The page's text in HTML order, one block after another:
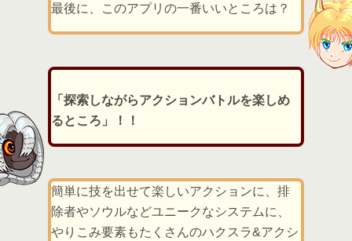
最後に、このアプリの一番いいところは？
「探索しながらアクションバトルを楽しめ
るところ」！！
簡単に技を出せて楽しいアクションに、排
除者やソウルなどユニークなシステムに、
やりこみ要素もたくさんのハクスラ&アクシ